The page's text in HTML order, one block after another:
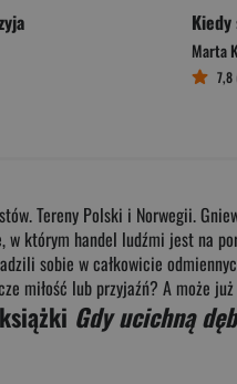
Marta
7,8
Tereny Polski i Norwegii.
którym handel ludźmi jest na
sobie w całkowicie
miłość lub przyjaźń? A może
Gdy ucichną